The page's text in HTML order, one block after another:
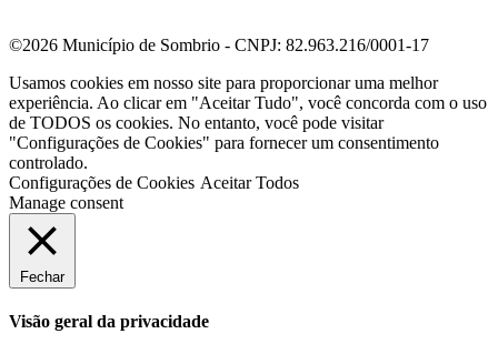
©2026 Município de Sombrio - CNPJ: 82.963.216/0001-17
Usamos cookies em nosso site para proporcionar uma melhor
experiência. Ao clicar em "Aceitar Tudo", você concorda com o uso
de TODOS os cookies. No entanto, você pode visitar
"Configurações de Cookies" para fornecer um consentimento
controlado.
Configurações de Cookies Aceitar Todos
Manage consent
Fechar
Visão geral da privacidade